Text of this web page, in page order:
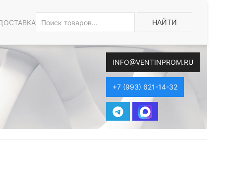
НАЙТИ
INFO@VENTINPROM.RU
+7 (993) 621-14-32